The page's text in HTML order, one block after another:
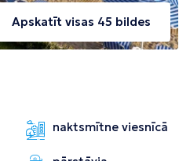
Apskatīt visas 45 bildes
naktsmītne viesnīcā